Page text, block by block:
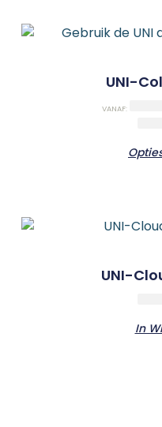
UNI-
VANAF:
UNI-
In